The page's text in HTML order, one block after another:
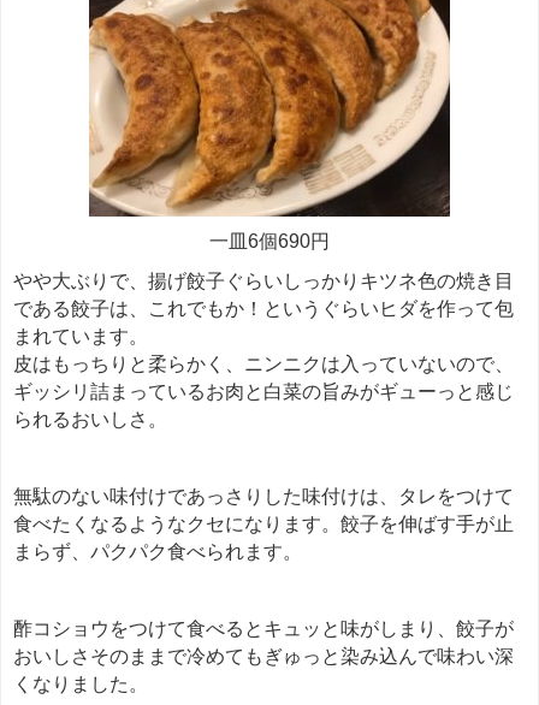
一皿6個690円
やや大ぶりで、揚げ餃子ぐらいしっかりキツネ色の焼き目
である餃子は、これでもか！というぐらいヒダを作って包
まれています。
皮はもっちりと柔らかく、ニンニクは入っていないので、
ギッシリ詰まっているお肉と白菜の旨みがギューっと感じ
られるおいしさ。
無駄のない味付けであっさりした味付けは、タレをつけて
食べたくなるようなクセになります。餃子を伸ばす手が止
まらず、パクパク食べられます。
酢コショウをつけて食べるとキュッと味がしまり、餃子が
おいしさそのままで冷めてもぎゅっと染み込んで味わい深
くなりました。